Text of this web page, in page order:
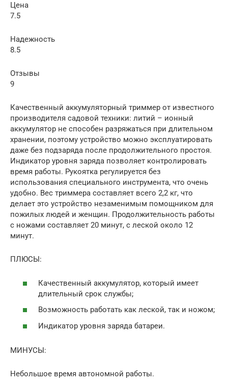
Цена
7.5
Надежность
8.5
Отзывы
9
Качественный аккумуляторный триммер от известного
производителя садовой техники: литий – ионный
аккумулятор не способен разряжаться при длительном
хранении, поэтому устройство можно эксплуатировать
даже без подзаряда после продолжительного простоя.
Индикатор уровня заряда позволяет контролировать
время работы. Рукоятка регулируется без
использования специального инструмента, что очень
удобно. Вес триммера составляет всего 2,2 кг, что
делает это устройство незаменимым помощником для
пожилых людей и женщин. Продолжительность работы
с ножами составляет 20 минут, с леской около 12
минут.
ПЛЮСЫ:
Качественный аккумулятор, который имеет
длительный срок службы;
Возможность работать как леской, так и ножом;
Индикатор уровня заряда батареи.
МИНУСЫ:
Небольшое время автономной работы.